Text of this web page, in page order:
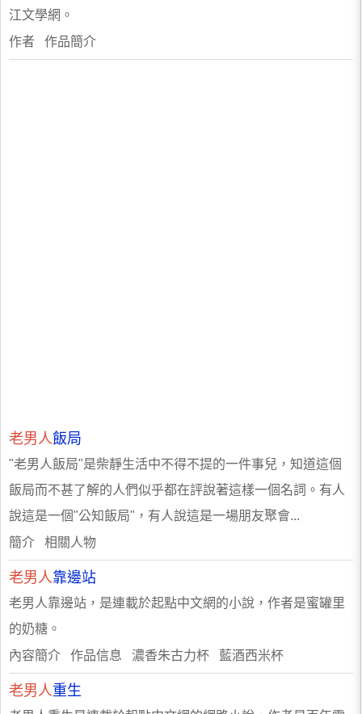
江文學網。
作者 作品簡介
老男人飯局
"老男人飯局"是柴靜生活中不得不提的一件事兒，知道這個
飯局而不甚了解的人們似乎都在評說著這樣一個名詞。有人
說這是一個"公知飯局"，有人說這是一場朋友聚會...
簡介 相關人物
老男人靠邊站
老男人靠邊站，是連載於起點中文網的小說，作者是蜜罐里
的奶糖。
內容簡介 作品信息 濃香朱古力杯 藍酒西米杯
老男人重生